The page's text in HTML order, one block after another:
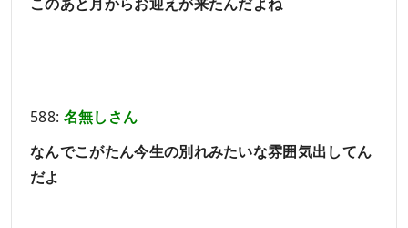
588: 名無しさん
なんでこがたん今生の別れみたいな雰囲気出してん
だよ